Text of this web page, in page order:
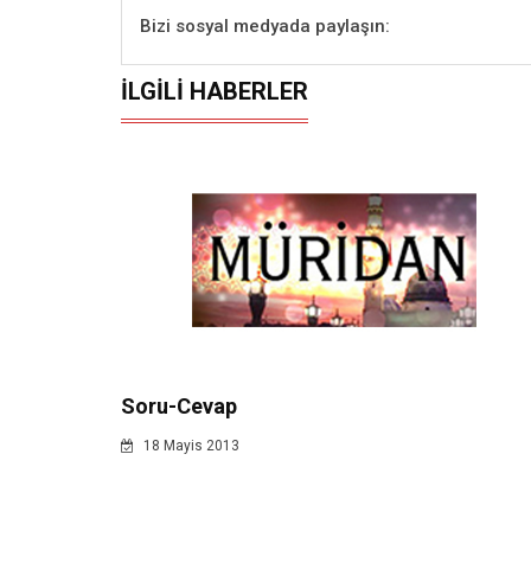
Bizi sosyal medyada paylaşın:
İLGILI HABERLER
Soru-Cevap
18 Mayis 2013